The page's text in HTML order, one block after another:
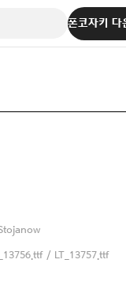
폰코자키 다
/ LT_13757.ttf